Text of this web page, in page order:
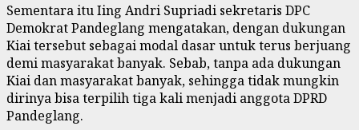
Sementara itu Iing Andri Supriadi sekretaris DPC
Demokrat Pandeglang mengatakan, dengan dukungan
Kiai tersebut sebagai modal dasar untuk terus berjuang
demi masyarakat banyak. Sebab, tanpa ada dukungan
Kiai dan masyarakat banyak, sehingga tidak mungkin
dirinya bisa terpilih tiga kali menjadi anggota DPRD
Pandeglang.